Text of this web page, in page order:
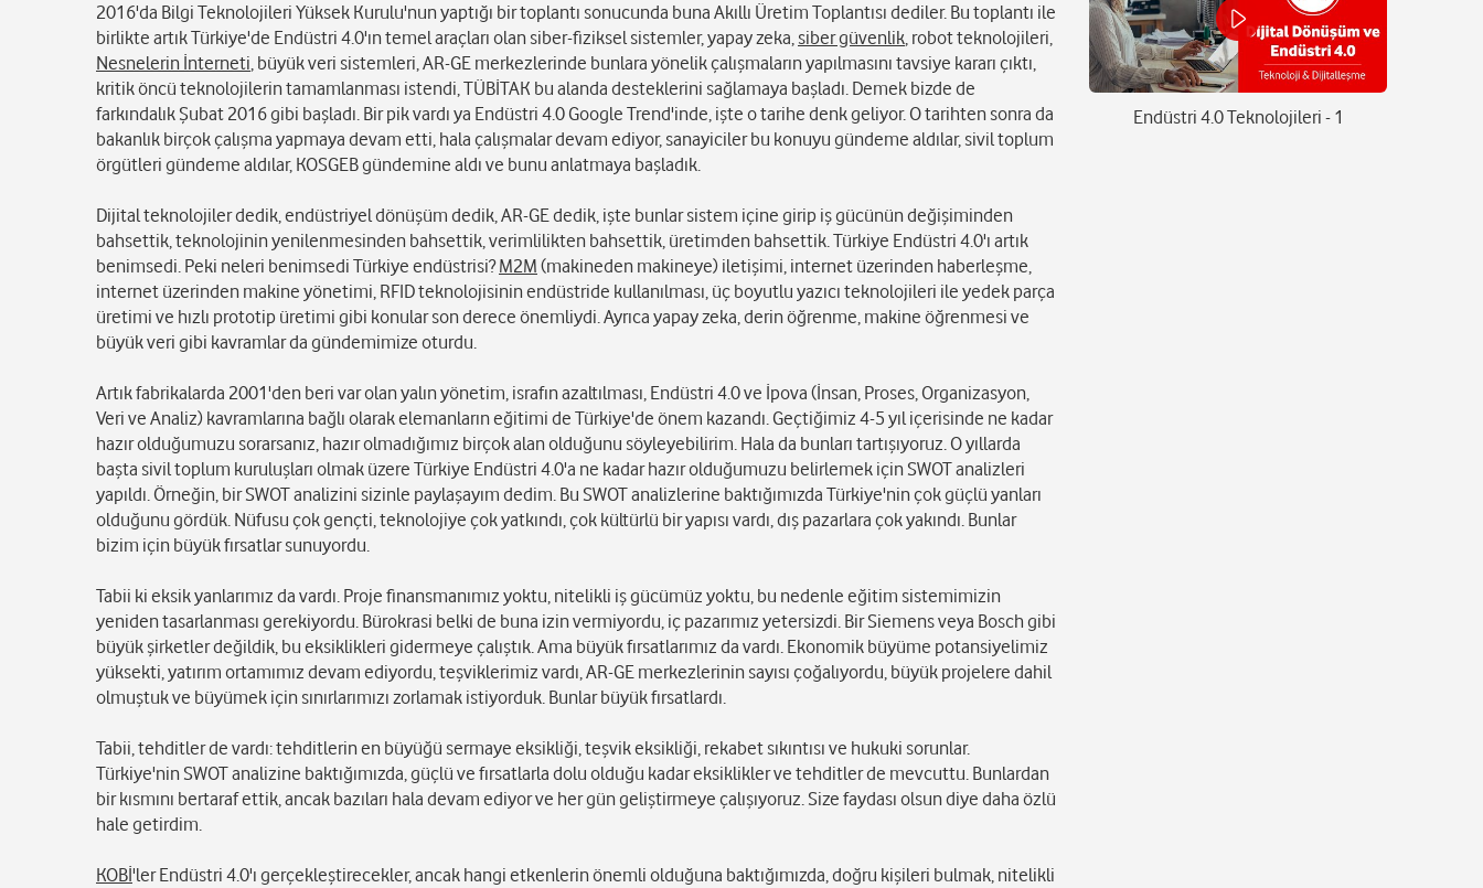
2016'da Bilgi Teknolojileri Yüksek Kurulu'nun yaptığı bir toplantı sonucunda buna Akıllı Üretim Toplantısı dediler. Bu toplantı ile
birlikte artık Türkiye'de Endüstri 4.0'ın temel araçları olan siber-fiziksel sistemler, yapay zeka, siber güvenlik, robot teknolojileri,
Nesnelerin İnterneti, büyük veri sistemleri, AR-GE merkezlerinde bunlara yönelik çalışmaların yapılmasını tavsiye kararı çıktı,
kritik öncü teknolojilerin tamamlanması istendi, TÜBİTAK bu alanda desteklerini sağlamaya başladı. Demek bizde de
farkındalık Şubat 2016 gibi başladı. Bir pik vardı ya Endüstri 4.0 Google Trend'inde, işte o tarihe denk geliyor. O tarihten sonra da
bakanlık birçok çalışma yapmaya devam etti, hala çalışmalar devam ediyor, sanayiciler bu konuyu gündeme aldılar, sivil toplum
örgütleri gündeme aldılar, KOSGEB gündemine aldı ve bunu anlatmaya başladık.
Dijital teknolojiler dedik, endüstriyel dönüşüm dedik, AR-GE dedik, işte bunlar sistem içine girip iş gücünün değişiminden
bahsettik, teknolojinin yenilenmesinden bahsettik, verimlilikten bahsettik, üretimden bahsettik. Türkiye Endüstri 4.0'ı artık
benimsedi. Peki neleri benimsedi Türkiye endüstrisi?M2M (makineden makineye) iletişimi, internet üzerinden haberleşme,
internet üzerinden makine yönetimi, RFID teknolojisinin endüstride kullanılması, üç boyutlu yazıcı teknolojileri ile yedek parça
üretimi ve hızlı prototip üretimi gibi konular son derece önemliydi. Ayrıca yapay zeka, derin öğrenme, makine öğrenmesi ve
büyük veri gibi kavramlar da gündemimize oturdu.
Artık fabrikalarda 2001'den beri var olan yalın yönetim, israfın azaltılması, Endüstri 4.0 ve İpova (İnsan, Proses, Organizasyon,
Veri ve Analiz) kavramlarına bağlı olarak elemanların eğitimi de Türkiye'de önem kazandı. Geçtiğimiz 4-5 yıl içerisinde ne kadar
hazır olduğumuzu sorarsanız, hazır olmadığımız birçok alan olduğunu söyleyebilirim. Hala da bunları tartışıyoruz. O yıllarda
başta sivil toplum kuruluşları olmak üzere Türkiye Endüstri 4.0'a ne kadar hazır olduğumuzu belirlemek için SWOT analizleri
yapıldı. Örneğin, bir SWOT analizini sizinle paylaşayım dedim. Bu SWOT analizlerine baktığımızda Türkiye'nin çok güçlü yanları
olduğunu gördük. Nüfusu çok gençti, teknolojiye çok yatkındı, çok kültürlü bir yapısı vardı, dış pazarlara çok yakındı. Bunlar
bizim için büyük fırsatlar sunuyordu.
Tabii ki eksik yanlarımız da vardı. Proje finansmanımız yoktu, nitelikli iş gücümüz yoktu, bu nedenle eğitim sistemimizin
yeniden tasarlanması gerekiyordu. Bürokrasi belki de buna izin vermiyordu, iç pazarımız yetersizdi. Bir Siemens veya Bosch gibi
büyük şirketler değildik, bu eksiklikleri gidermeye çalıştık. Ama büyük fırsatlarımız da vardı. Ekonomik büyüme potansiyelimiz
yüksekti, yatırım ortamımız devam ediyordu, teşviklerimiz vardı, AR-GE merkezlerinin sayısı çoğalıyordu, büyük projelere dahil
olmuştuk ve büyümek için sınırlarımızı zorlamak istiyorduk. Bunlar büyük fırsatlardı.
Tabii, tehditler de vardı: tehditlerin en büyüğü sermaye eksikliği, teşvik eksikliği, rekabet sıkıntısı ve hukuki sorunlar.
Türkiye'nin SWOT analizine baktığımızda, güçlü ve fırsatlarla dolu olduğu kadar eksiklikler ve tehditler de mevcuttu. Bunlardan
bir kısmını bertaraf ettik, ancak bazıları hala devam ediyor ve her gün geliştirmeye çalışıyoruz. Size faydası olsun diye daha özlü
hale getirdim.
KOBİ'ler Endüstri 4.0'ı gerçekleştirecekler, ancak hangi etkenlerin önemli olduğuna baktığımızda, doğru kişileri bulmak, nitelikli
Endüstri 4.0 Teknolojileri - 1